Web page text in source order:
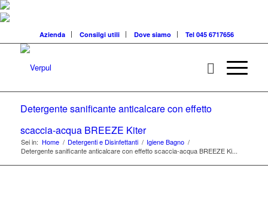
Azienda Consilgi utili Dove siamo Tel 045 6717656
Detergente sanificante anticalcare con effetto
scaccia-acqua BREEZE Kiter
Sei in: Home / Detergenti e Disinfettanti / Igiene Bagno /
Detergente sanificante anticalcare con effetto scaccia-acqua BREEZE Ki...